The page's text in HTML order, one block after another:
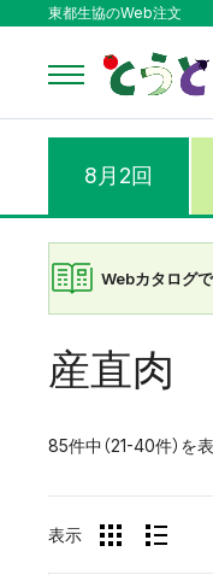
東都生協のWeb注文
8月2回
Webカタログ
産直肉
85件中（21-40件）を
表示